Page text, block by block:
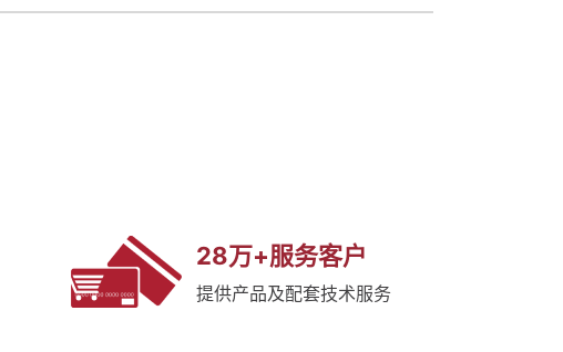
28万+服务客户
提供产品及配套技术服务